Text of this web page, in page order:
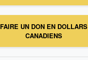
FAIRE UN DON EN DOLLARS
CANADIENS